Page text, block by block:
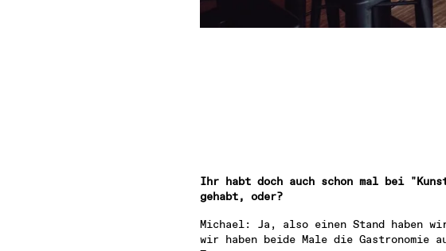
Ihr habt doch auch schon mal bei
gehabt, oder?
Michael: Ja, also einen Stand haben
wir haben beide Male die Gastronomie